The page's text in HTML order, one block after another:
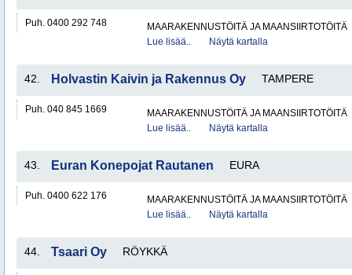
Puh. 0400 292 748
MAARAKENNUSTÖITÄ JA MAANSIIRTOTÖITÄ
Lue lisää..
Näytä kartalla
42. Holvastin Kaivin ja Rakennus Oy TAMPERE
Puh. 040 845 1669
MAARAKENNUSTÖITÄ JA MAANSIIRTOTÖITÄ
Lue lisää..
Näytä kartalla
43. Euran Konepojat Rautanen EURA
Puh. 0400 622 176
MAARAKENNUSTÖITÄ JA MAANSIIRTOTÖITÄ
Lue lisää..
Näytä kartalla
44. Tsaari Oy RÖYKKÄ